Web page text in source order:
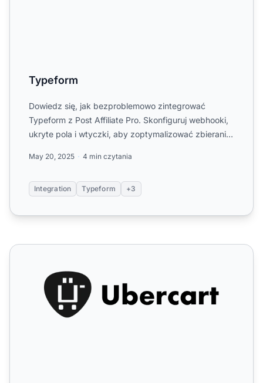
Typeform
Dowiedz się, jak bezproblemowo zintegrować
Typeform z Post Affiliate Pro. Skonfiguruj webhooki,
ukryte pola i wtyczki, aby zoptymalizować zbieranie
May 20, 2025 4 min czytania
Integration Typeform +3
Ubercart